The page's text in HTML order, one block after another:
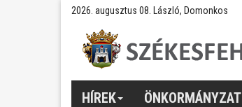
2026. augusztus 08. László, Domonkos
HÍREK ÖNKORMÁNYZAT